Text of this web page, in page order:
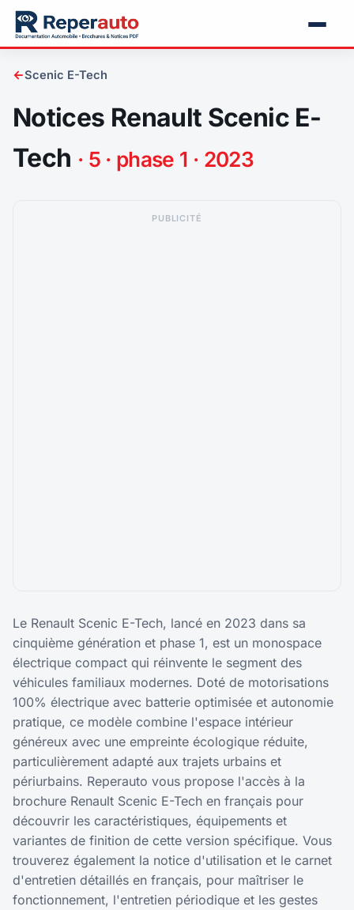
←Scenic E-Tech
Notices Renault Scenic E-
Tech · 5 · phase 1 · 2023
PUBLICITÉ
Le Renault Scenic E-Tech, lancé en 2023 dans sa
cinquième génération et phase 1, est un monospace
électrique compact qui réinvente le segment des
véhicules familiaux modernes. Doté de motorisations
100% électrique avec batterie optimisée et autonomie
pratique, ce modèle combine l'espace intérieur
généreux avec une empreinte écologique réduite,
particulièrement adapté aux trajets urbains et
périurbains. Reperauto vous propose l'accès à la
brochure Renault Scenic E-Tech en français pour
découvrir les caractéristiques, équipements et
variantes de finition de cette version spécifique. Vous
trouverez également la notice d'utilisation et le carnet
d'entretien détaillés en français, pour maîtriser le
fonctionnement, l'entretien périodique et les gestes